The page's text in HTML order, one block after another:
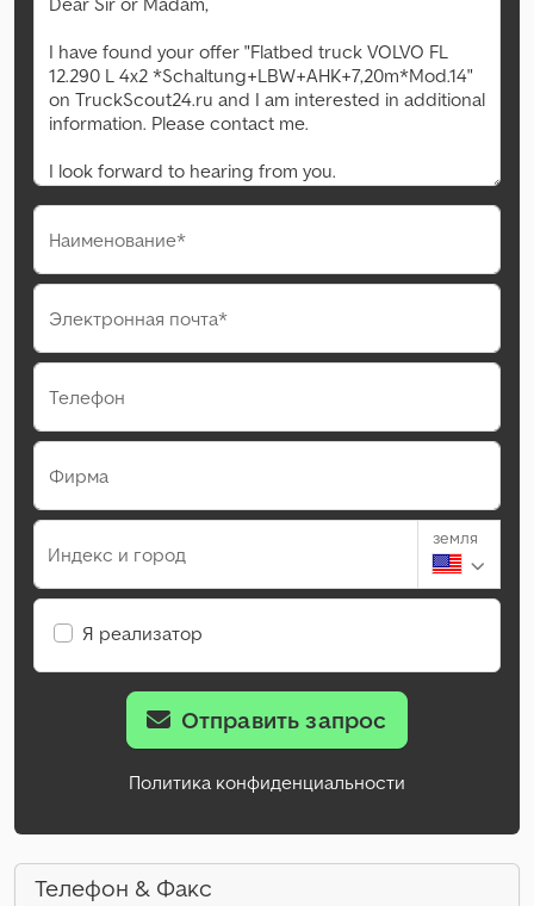
Наименование*
Электронная почта*
Телефон
Фирма
Индекс и город
земля
Я реализатор
Отправить запрос
Политика конфиденциальности
Телефон & Факс